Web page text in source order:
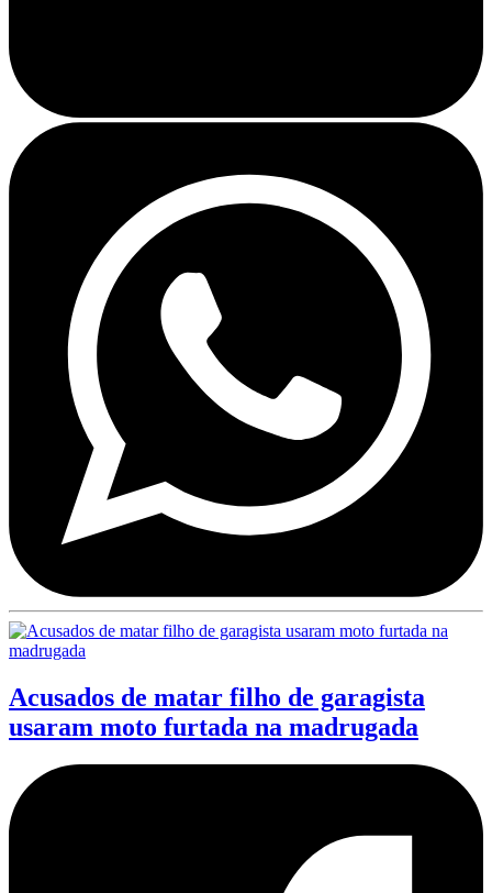
Acusados de matar filho de garagista
usaram moto furtada na madrugada